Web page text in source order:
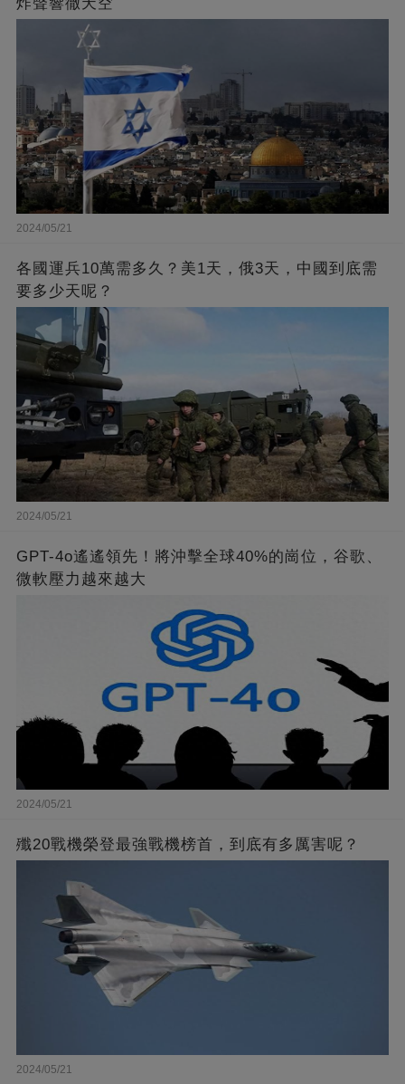
2024/05/21
各國運兵10萬需多久？美1天，俄3天，中國到底需
要多少天呢？
2024/05/21
GPT-4o遙遙領先！將沖擊全球40%的崗位，谷歌、
微軟壓力越來越大
2024/05/21
殲20戰機榮登最強戰機榜首，到底有多厲害呢？
2024/05/21